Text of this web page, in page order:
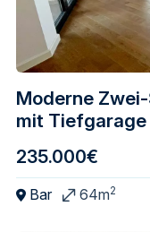
Moderne
mit Tiefgarage
235.000€
Bar 64m2